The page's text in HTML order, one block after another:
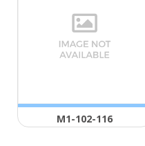
Μ1-102-116